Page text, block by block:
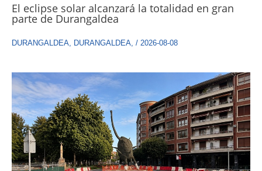
El eclipse solar alcanzará la totalidad en gran
parte de Durangaldea
DURANGALDEA DURANGALDEA / 2026-08-08